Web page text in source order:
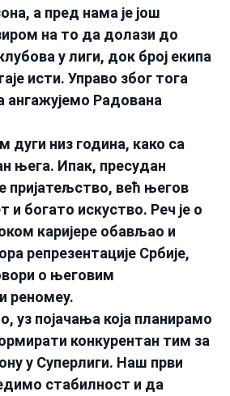
а пред нама је још
на то да долази до
у лиги, док број екипа
исти. Управо због тога
ангажујемо Радована
дуги низ година, како са
њега. Ипак, пресудан
пријатељство, већ његов
и богато искуство. Реч је о
каријере обављао и
репрезентације Србије,
о његовим
реномеу.
уз појачања која планирамо
конкурентан тим за
у Суперлиги. Наш први
стабилност и да